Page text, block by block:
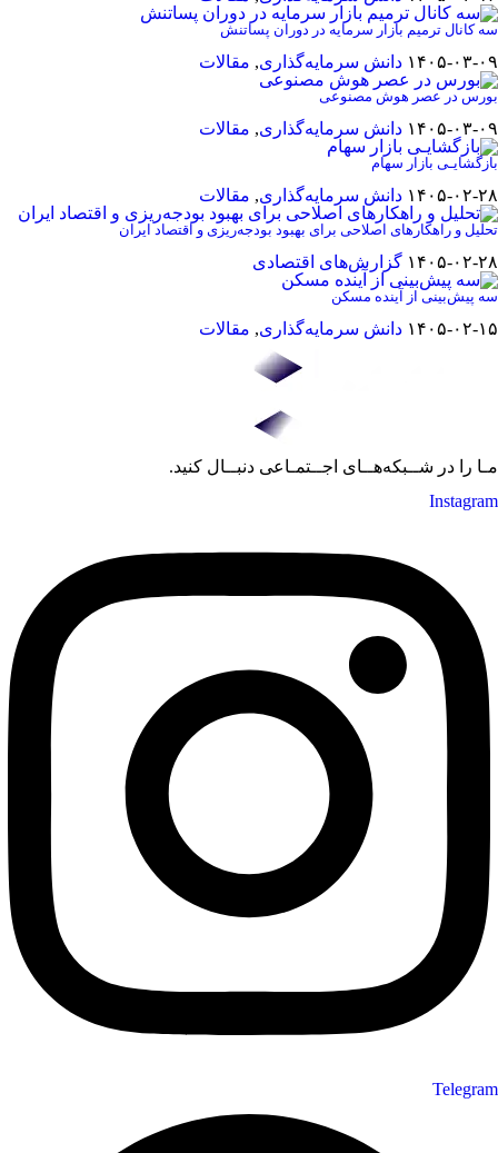
سه کانال ترمیم بازار سرمایه در دوران پساتنش
۱۴۰۵-۰۳-۰۹ دانش سرمایه‌گذاری, مقالات
بورس در عصر هوش مصنوعی
۱۴۰۵-۰۳-۰۹ دانش سرمایه‌گذاری, مقالات
بازگشایـی بازار سهام
۱۴۰۵-۰۲-۲۸ دانش سرمایه‌گذاری, مقالات
تحلیل و راهکارهای اصلاحی برای بهبود بودجه‌ریزی و اقتصاد ایران
۱۴۰۵-۰۲-۲۸ گزارش‌های اقتصادی
سه پیش‌بینی از آینده مسکن
۱۴۰۵-۰۲-۱۵ دانش سرمایه‌گذاری, مقالات
مـا را در شــبکه‌هــای اجــتمـاعی دنبــال کنید.
Instagram
Telegram